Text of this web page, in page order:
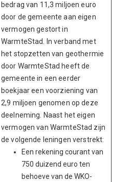
bedrag van 11,3 miljoen euro
door de gemeente aan eigen
vermogen gestort in
WarmteStad. In verband met
het stopzetten van geothermie
door WarmteStad heeft de
gemeente in een eerder
boekjaar een voorziening van
2,9 miljoen genomen op deze
deelneming. Naast het eigen
vermogen van WarmteStad zijn
de volgende leningen verstrekt:
Een rekening courant van
750 duizend euro ten
behoeve van de WKO-